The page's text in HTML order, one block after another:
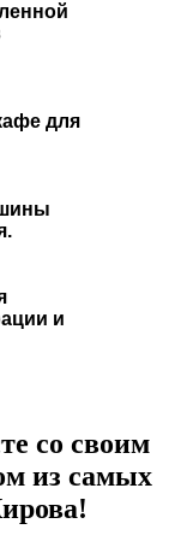
для
и
со своим
из самых